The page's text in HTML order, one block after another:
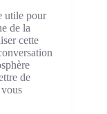
utile pour
de la
cette
de